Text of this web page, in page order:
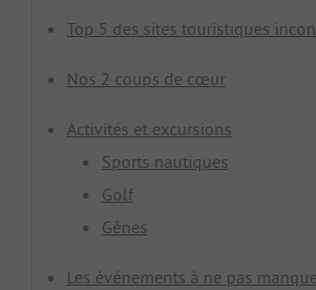
Top 5 des sites touristiques
Nos 2 coups de cœur
Activités et excursions
Sports nautiques
Golf
Gênes
Les événements à ne pas